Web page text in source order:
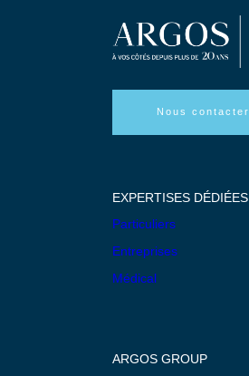
Nous contacter
EXPERTISES DÉDIÉES
Particuliers
Entreprises
Médical
ARGOS GROUP